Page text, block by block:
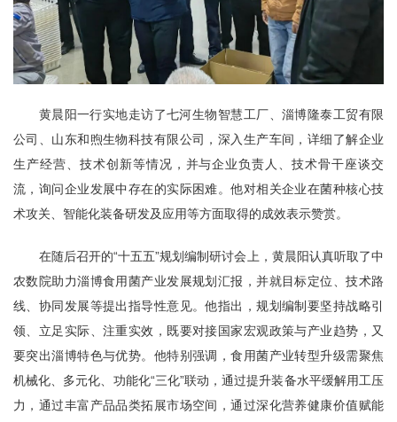
黄晨阳一行实地走访了七河生物智慧工厂、淄博隆泰工贸有限
公司、山东和煦生物科技有限公司，深入生产车间，详细了解企业
生产经营、技术创新等情况，并与企业负责人、技术骨干座谈交
流，询问企业发展中存在的实际困难。他对相关企业在菌种核心技
术攻关、智能化装备研发及应用等方面取得的成效表示赞赏。
在随后召开的“十五五”规划编制研讨会上，黄晨阳认真听取了中
农数院助力淄博食用菌产业发展规划汇报，并就目标定位、技术路
线、协同发展等提出指导性意见。他指出，规划编制要坚持战略引
领、立足实际、注重实效，既要对接国家宏观政策与产业趋势，又
要突出淄博特色与优势。他特别强调，食用菌产业转型升级需聚焦
机械化、多元化、功能化“三化”联动，通过提升装备水平缓解用工压
力，通过丰富产品品类拓展市场空间，通过深化营养健康价值赋能